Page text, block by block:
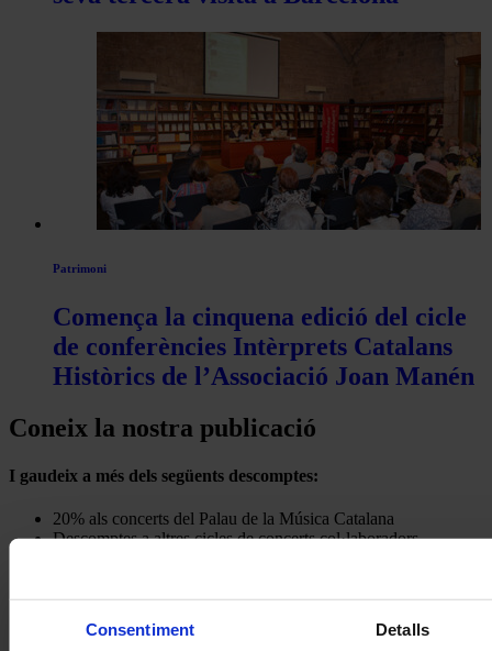
Consentiment Detalls
Patrimoni
Comença la cinquena edició del cicle
de conferències Intèrprets Catalans
Històrics de l’Associació Joan Manén
Coneix la nostra publicació
I gaudeix a més dels següents descomptes:
20% als concerts del Palau de la Música Catalana
Descomptes a altres cicles de concerts col·laboradors